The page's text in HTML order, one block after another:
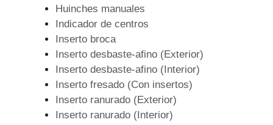
Huinches manuales
Indicador de centros
Inserto broca
Inserto desbaste-afino (Exterior)
Inserto desbaste-afino (Interior)
Inserto fresado (Con insertos)
Inserto ranurado (Exterior)
Inserto ranurado (Interior)